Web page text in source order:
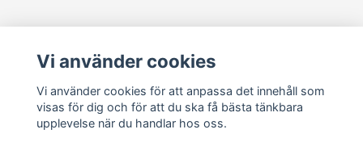
Vi använder cookies
Vi använder cookies för att anpassa det innehåll som
visas för dig och för att du ska få bästa tänkbara
upplevelse när du handlar hos oss.